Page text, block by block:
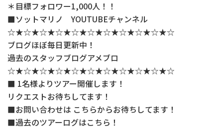
＊目標フォロワー1,000人！！
■ソットマリノ YOUTUBEチャンネル
☆★☆★☆★☆★☆★☆★☆★☆★☆★☆★☆
ブログほぼ毎日更新中！
過去のスタッフブログアメブロ
☆★☆★☆★☆★☆★☆★☆★☆★☆★☆★☆
■ 1名様よりツアー開催します！
リクエストお待ちしてます！
■お問い合わせは こちらからお待ちしてます！
■過去のツアーログはこちら！